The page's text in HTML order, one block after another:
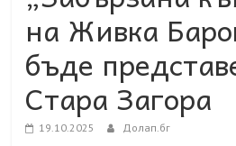
на Живка
бъде
Стара Загора
19.10.2025 Долап.бг